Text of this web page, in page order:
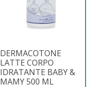
DERMACOTONE
LATTE CORPO
IDRATANTE BABY &
MAMY 500 ML